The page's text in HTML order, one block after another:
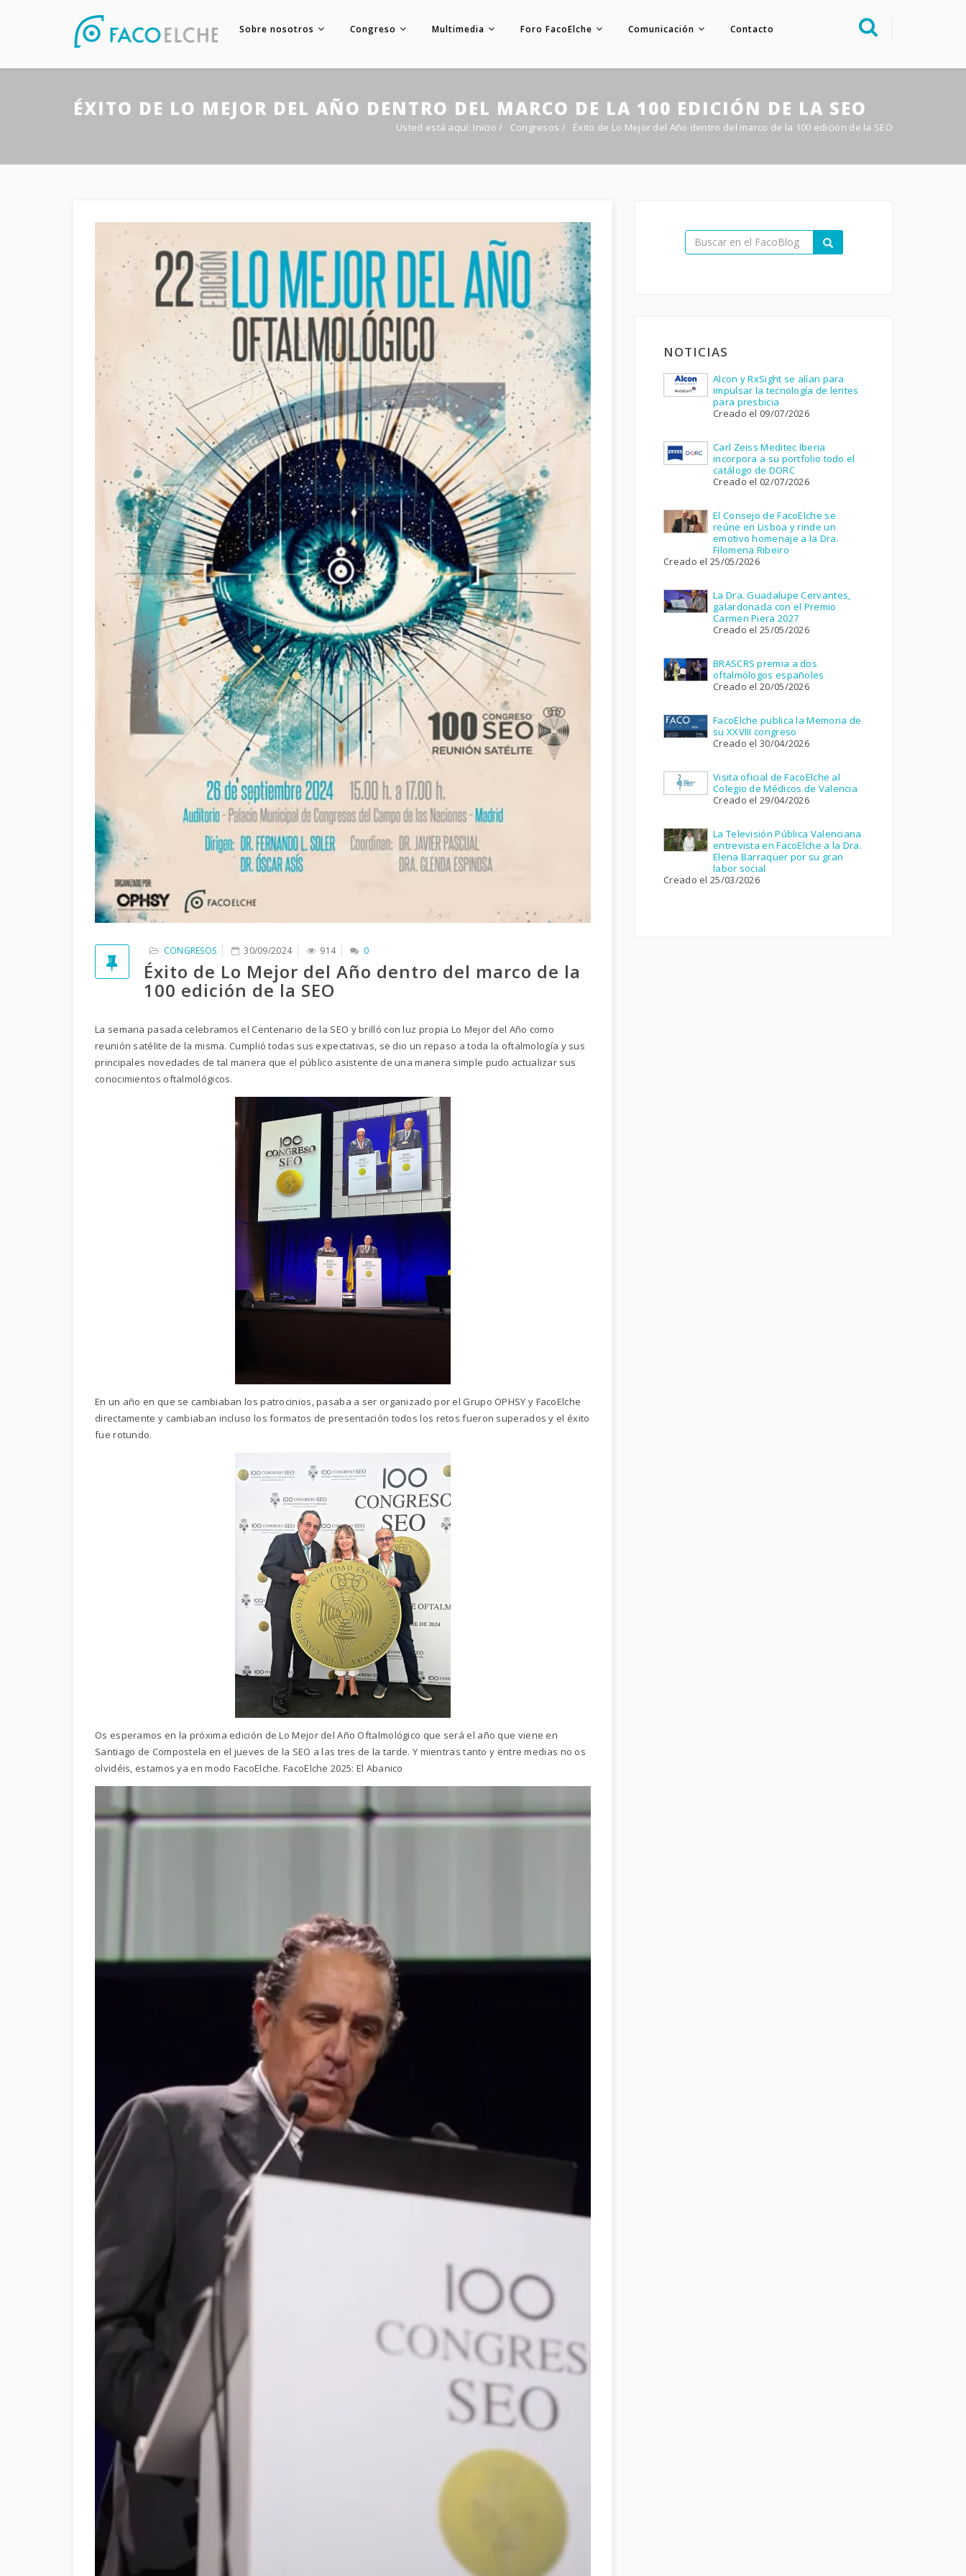
Sobre nosotros Congreso Multimedia Foro FacoElche Comunicación Contacto
Multimedia
ÉXITO DE LO MEJOR DEL AÑO DENTRO DEL MARCO DE LA 100 EDICIÓN DE LA SEO
Usted está aquí: Inicio / Congresos / Éxito de Lo Mejor del Año dentro del marco de la 100 edición de la SEO
CONGRESOS 30/09/2024 914 0
Éxito de Lo Mejor del Año dentro del marco de la
100 edición de la SEO
La semana pasada celebramos el Centenario de la SEO y brilló con luz propia Lo Mejor del Año como
reunión satélite de la misma. Cumplió todas sus expectativas, se dio un repaso a toda la oftalmología y sus
principales novedades de tal manera que el público asistente de una manera simple pudo actualizar sus
conocimientos oftalmológicos.
En un año en que se cambiaban los patrocinios, pasaba a ser organizado por el Grupo OPHSY y FacoElche
directamente y cambiaban incluso los formatos de presentación todos los retos fueron superados y el éxito
fue rotundo.
Os esperamos en la próxima edición de Lo Mejor del Año Oftalmológico que será el año que viene en
Santiago de Compostela en el jueves de la SEO a las tres de la tarde. Y mientras tanto y entre medias no os
olvidéis, estamos ya en modo FacoElche. FacoElche 2025: El Abanico
NOTICIAS
Alcon y RxSight se alían para
impulsar la tecnología de lentes
para presbicia
Creado el 09/07/2026
Carl Zeiss Meditec Iberia
incorpora a su portfolio todo el
catálogo de DORC
Creado el 02/07/2026
El Consejo de FacoElche se
reúne en Lisboa y rinde un
emotivo homenaje a la Dra.
Filomena Ribeiro
Creado el 25/05/2026
La Dra. Guadalupe Cervantes,
galardonada con el Premio
Carmen Piera 2027
Creado el 25/05/2026
BRASCRS premia a dos
oftalmólogos españoles
Creado el 20/05/2026
FacoElche publica la Memoria de
su XXVIII congreso
Creado el 30/04/2026
Visita oficial de FacoElche al
Colegio de Médicos de Valencia
Creado el 29/04/2026
La Televisión Pública Valenciana
entrevista en FacoElche a la Dra.
Elena Barraquer por su gran
labor social
Creado el 25/03/2026